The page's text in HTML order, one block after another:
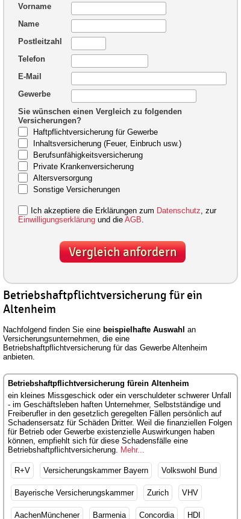
Vorname
Name
Postleitzahl
Telefon
E-Mail
Gewerbe
Sie wünschen einen Vergleich zu folgenden
Versicherungen?
Haftpflichtversicherung für Gewerbe
Inhaltsversicherung (Feuer, Einbruch usw.)
Berufsunfähigkeitsversicherung
Private Krankenversicherung
Altersversorgung
Sonstige Versicherungen
Ich akzeptiere die Erklärungen zum Datenschutz , zur
Einwilligungserklärung und die AGB.
Vergleich anfordern
Betriebshaftpflichtversicherung für ein
Altenheim
Nachfolgend finden Sie eine beispielhafte Auswahl an
Versicherungsunternehmen, die eine
Betriebshaftpflichtversicherung für das Gewerbe Altenheim
anbieten.
Betriebshaftpflichtversicherung fürein Altenheim
ein kleines Missgeschick oder ein verschuldeter schwerer Unfall
- im Geschäftsleben haften Unternehmer, Selbstständige und
Freiberufler in den gesetzlich geregelten Fällen persönlich auf
Schadensersatz für Schäden Dritter. Weil die finanziellen Folgen
für Betrieb oder Gewerbe existenzielle Auswirkungen haben
können, empfiehlt sich für diese Schadensfälle eine
Betriebshaftpflichtversicherung. Mehr...
R+V Versicherungskammer Bayern Volkswohl Bund
Bayerische Versicherungskammer Zurich VHV
AachenMünchener Barmenia Concordia HDI